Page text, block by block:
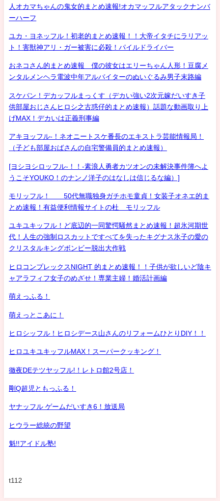
人オカマちゃんの鬼女的まとめ速報!オカマッフルアタックナンバ
ーハーフ
ユカ・ヨネッフル！初老的まとめ速報！！大帝イタチにラリアッ
ト！害獣神アリ・ガー被害に必殺！パイルドライバー
おネコさん的まとめ速報 僕の彼女はエリーちゃん人形！豆腐メ
ンタルメンヘラ電波中年アルバイターのぬいぐるみ男子末路編
スケバン！デカッフルまっくす（デカい強い2次元嫁だいすき子
供部屋おじさんヒロシ之古惑仔的まとめ速報）話題な動画取り上
げMAX！デカいは正義刑事編
アキヨッフル-！ネオニートスケ番長のエキストラ芸能情報局！
（子ども部屋おばさんの自宅警備員的まとめ速報）
[ヨシヨシロッフル-！！-素浪人勇者カツオンの未解決事件簿へよ
うこそYOUKO！のナンノ洋子のはなしは信じるな編）]
モリッフル！ 50代無職独身ガチホモ童貞！女装子オネエ的ま
とめ速報！有益便利情報サイトの杜 モリッフル
ユキユキッフル！ど底辺的一同驚愕騒然まとめ速報！超氷河期世
代！人生の強制ロスカットですべてを失ったキグナス氷子の愛の
クリスタルキングボンビー脱出大作戦
ヒロコンプレックスNIGHT 的まとめ速報！！子供が欲しいど陰キ
ャアラフィフ女子のめざせ！専業主婦！婚活計画編
萌えっふる！
萌えっとこあに！
ヒロシッフル！ヒロシデース山さんのリフォームひとりDIY！！
ヒロユキユキッフルMAX！スーパークッキング！
徹夜DEテツヤッフル!！レトロ館2号店！
剛Q超児ともっふる！
ヤナッフル ゲームだいすき6！放送局
ヒウラー総統の野望
魁!!アイドル塾!
t112